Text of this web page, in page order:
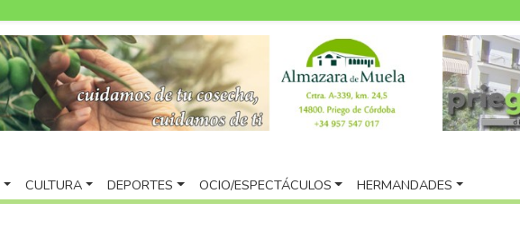
CULTURA DEPORTES OCIO/ESPECTÁCULOS HERMANDADES